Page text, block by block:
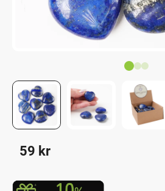
59 kr